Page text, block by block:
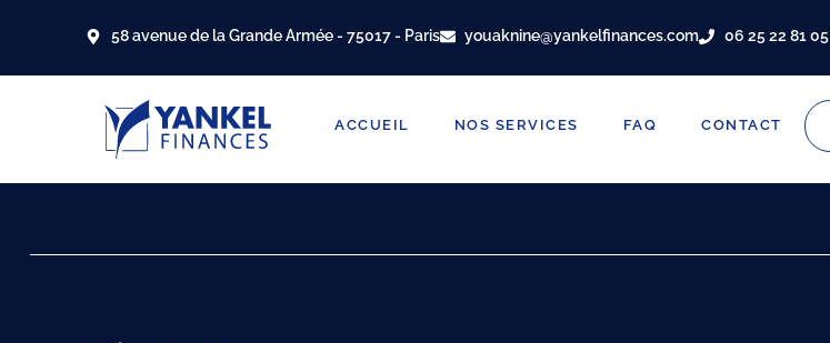
58 avenue de la Grande Armée - 75017 - Paris youaknine@yankelfinances.com 06 25 22 81 05
ACCUEIL NOS SERVICES FAQ CONTACT